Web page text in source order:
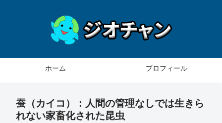
ホーム プロフィール
蚕（カイコ）：人間の管理なしでは生きら
れない家畜化された昆虫